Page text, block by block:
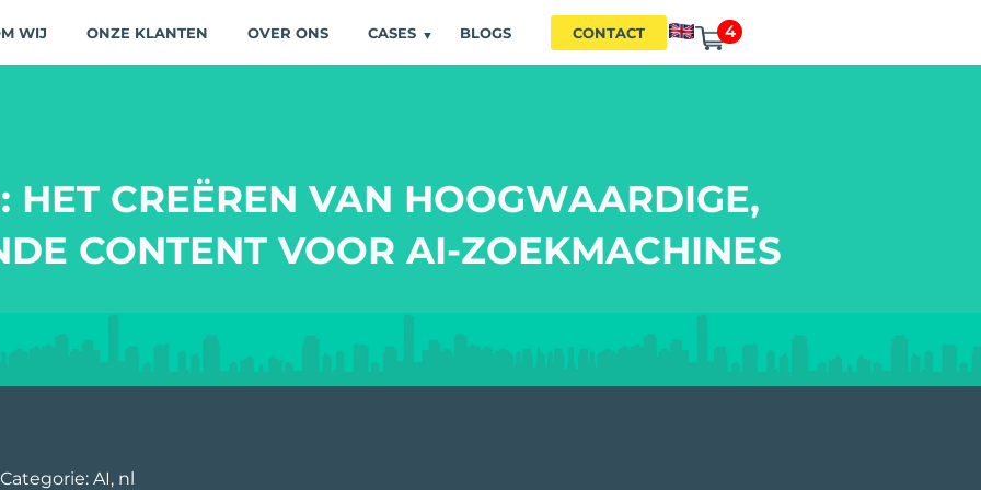
WIJ ONZE KLANTEN OVER ONS CASES BLOGS CONTACT 4
HET CREËREN VAN HOOGWAARDIGE,
CONTENT VOOR AI-ZOEKMACHINES
Categorie: AI, nl